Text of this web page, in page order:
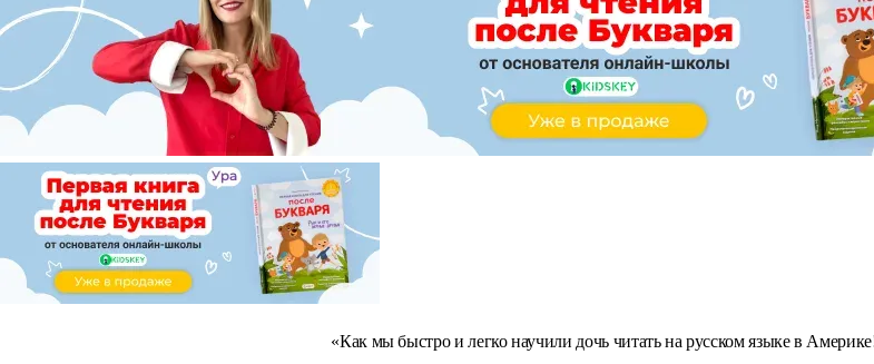
«Как мы быстро и легко научили дочь читать на русском языке в